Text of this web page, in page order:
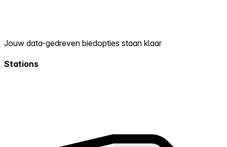
Jouw data-gedreven biedopties staan klaar
Stations